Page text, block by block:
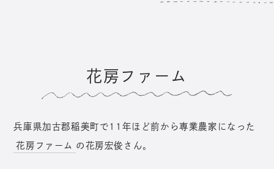
花房ファーム
兵庫県加古郡稲美町で11年ほど前から専業農家になった
花房ファーム の花房宏俊さん。